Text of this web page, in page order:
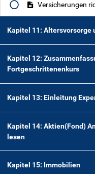
Versicherungen
Kapitel 11: Altersvorsorge
Kapitel 12:
Fortgeschrittenenkurs
Kapitel 13: Einleitung
Kapitel 14: Aktien(Fond)
lesen
Kapitel 15: Immobilien